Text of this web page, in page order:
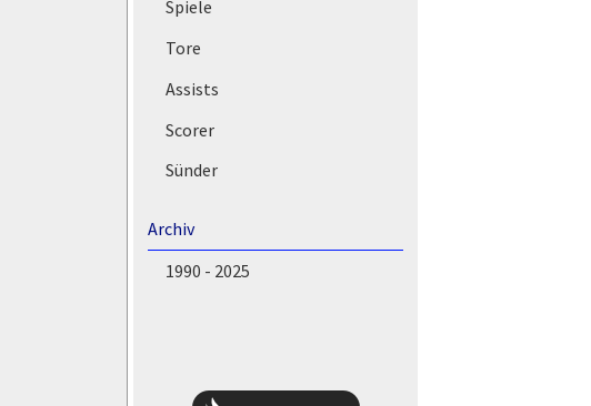
Spiele
Tore
Assists
Scorer
Sünder
Archiv
1990 - 2025